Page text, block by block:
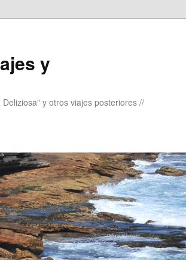
y
y otros viajes posteriores //